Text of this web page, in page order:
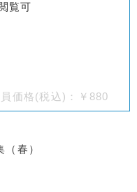
覧可
価格(税込)：￥880
春）